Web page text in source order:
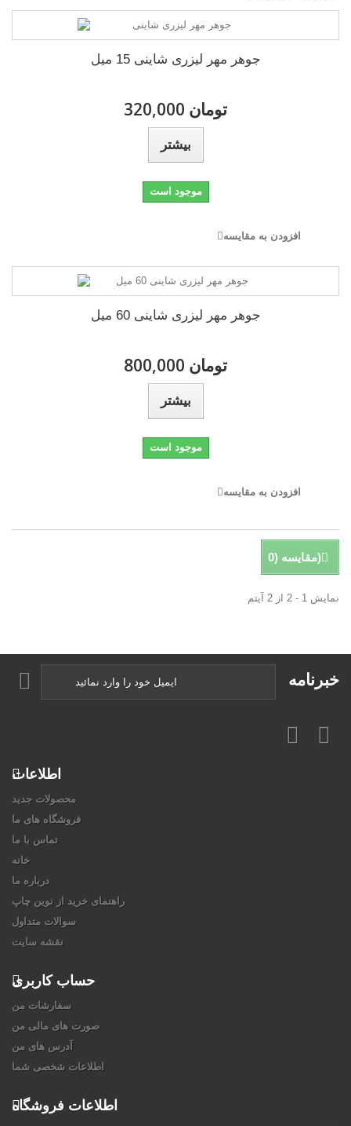
جوهر مهر لیزری شاینی 15 میل
320,000 تومان
بیشتر
موجود است
افزودن به مقایسه
جوهر مهر لیزری شاینی 60 میل
800,000 تومان
بیشتر
موجود است
افزودن به مقایسه
مقایسه (0 )
نمایش 1 - 2 از 2 آیتم
خبرنامه
اطلاعات
محصولات جدید
فروشگاه های ما
تماس با ما
خانه
درباره ما
راهنمای خرید از نوین چاپ
سوالات متداول
نقشه سایت
حساب کاربری
سفارشات من
صورت های مالی من
آدرس های من
اطلاعات شخصی شما
اطلاعات فروشگاه